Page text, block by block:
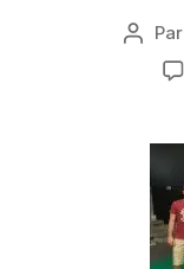
Par